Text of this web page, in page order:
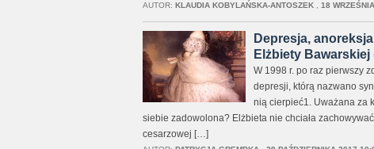
AUTOR: KLAUDIA KOBYLAŃSKA-ANTOSZEK, 18
Depresja,
Elżbiety Bawarskiej
W 1998 r. po raz pierwszy
depresji, którą nazwano
nią cierpieć1. Uważana za
siebie zadowolona? Elżbieta nie chciała
cesarzowej […]